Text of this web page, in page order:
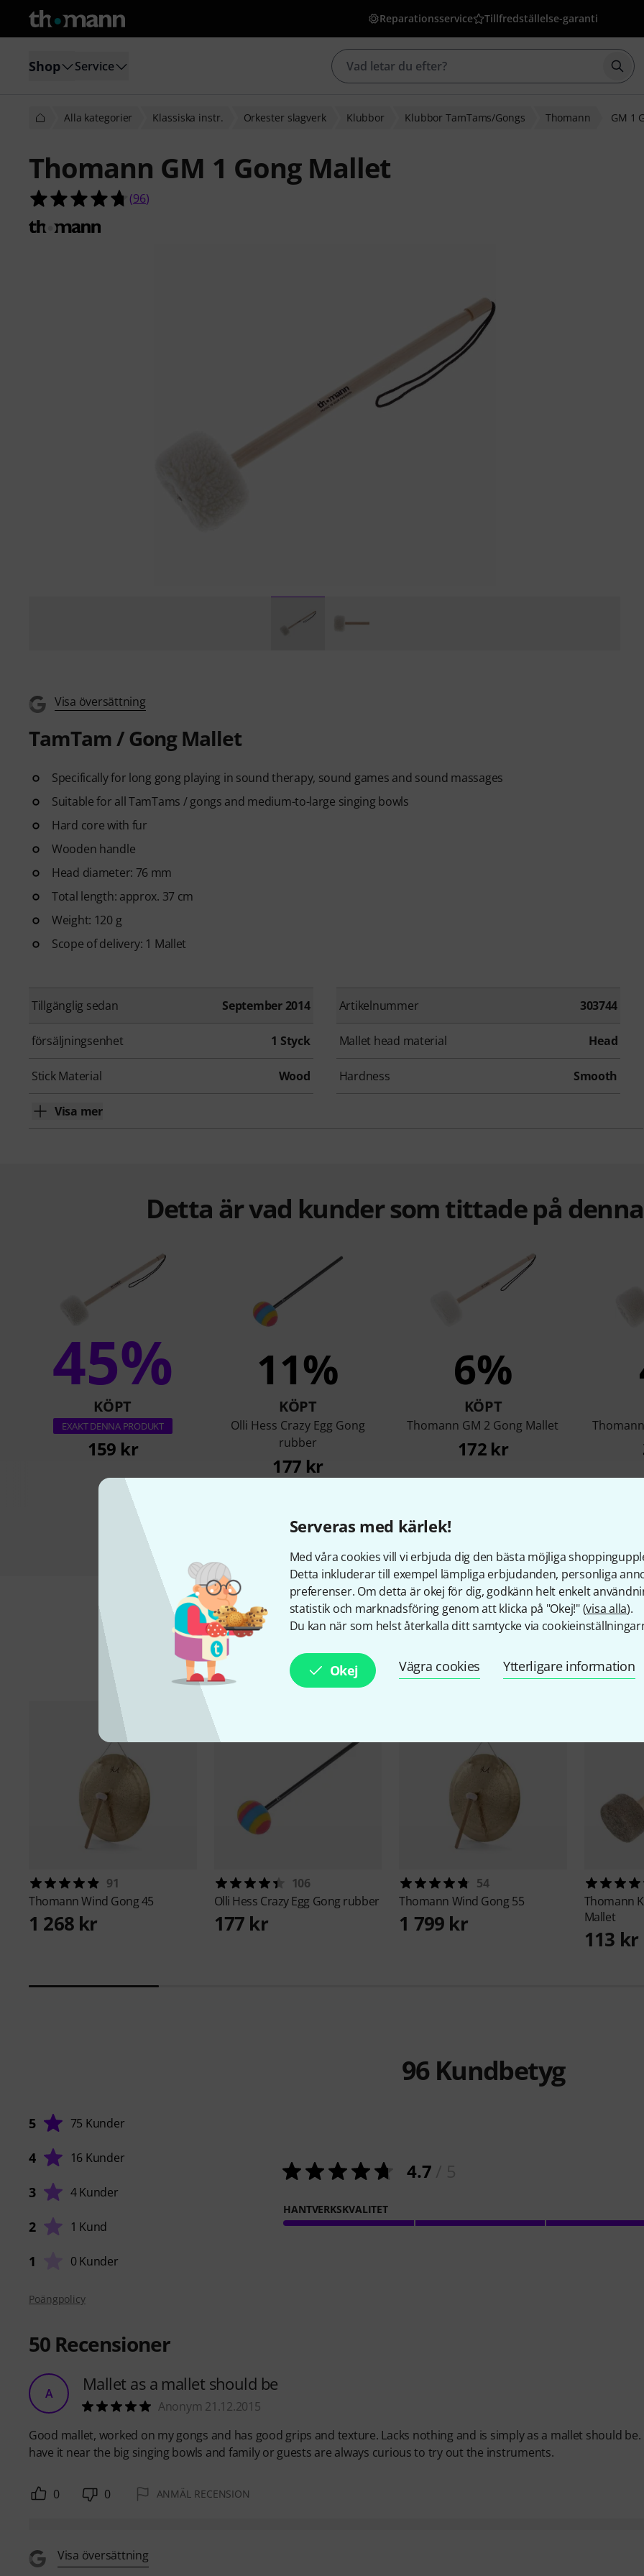
Serveras med kärlek!
Med våra cookies vill vi erbjuda dig den bästa möjliga
Detta inkluderar till exempel lämpliga erbjudanden, personliga
preferenser. Om detta är okej för dig, godkänn helt enkelt
statistik och marknadsföring genom att klicka på "Okej!" (visa alla).
Du kan när som helst återkalla ditt samtycke via
Okej Vägra cookies Ytterligare information
Reparationsservice Tillfredställelse-garanti
Shop Service
Alla kategorier Klassiska instr. Orkester slagverk Klubbor Klubbor TamTams/Gongs Thomann GM 1
Thomann GM 1 Gong Mallet
4.7 av 5 stjärnor från 96 kundbetyg
(96)
Visa översättning
TamTam / Gong Mallet
Specifically for long gong playing in sound therapy, sound games and sound massages
Suitable for all TamTams / gongs and medium-to-large singing bowls
Hard core with fur
Wooden handle
Head diameter: 76 mm
Total length: approx. 37 cm
Weight: 120 g
Scope of delivery: 1 Mallet
Tillgänglig sedan September 2014 Artikelnummer 303744
försäljningsenhet 1 Styck Mallet head material Head
Stick Material Wood Hardness Smooth
Visa mer
Detta är vad kunder som tittade på
45%
KÖPT
EXAKT DENNA PRODUKT
159 kr
11%
KÖPT
Olli Hess Crazy Egg Gong
rubber
177 kr
6%
KÖPT
Thomann GM 2 Gong Mallet
172 kr
Tillbehör & matchande
91
ThomannWind Gong 45
1 268 kr
106
Olli Hess Crazy Egg Gong rubber
177 kr
54
Thomann Wind Gong 55
1 799 kr
Thomann
Mallet
113 kr
96Kundbetyg
5 75 Kunder
4 16 Kunder
3 4 Kunder
2 1 Kund
1 0 Kunder
4.7
HANTVERKSKVALITET
Poängpolicy
50 Recensioner
A Mallet as a mallet should be
Anonym 21.12.2015
Good mallet, worked on my gongs and has good grips and texture. Lacks nothing and is simply as a mallet should be.
have it near the big singing bowls and family or guests are always curious to try out the instruments.
0 0 ANMÄL RECENSION
Visa översättning